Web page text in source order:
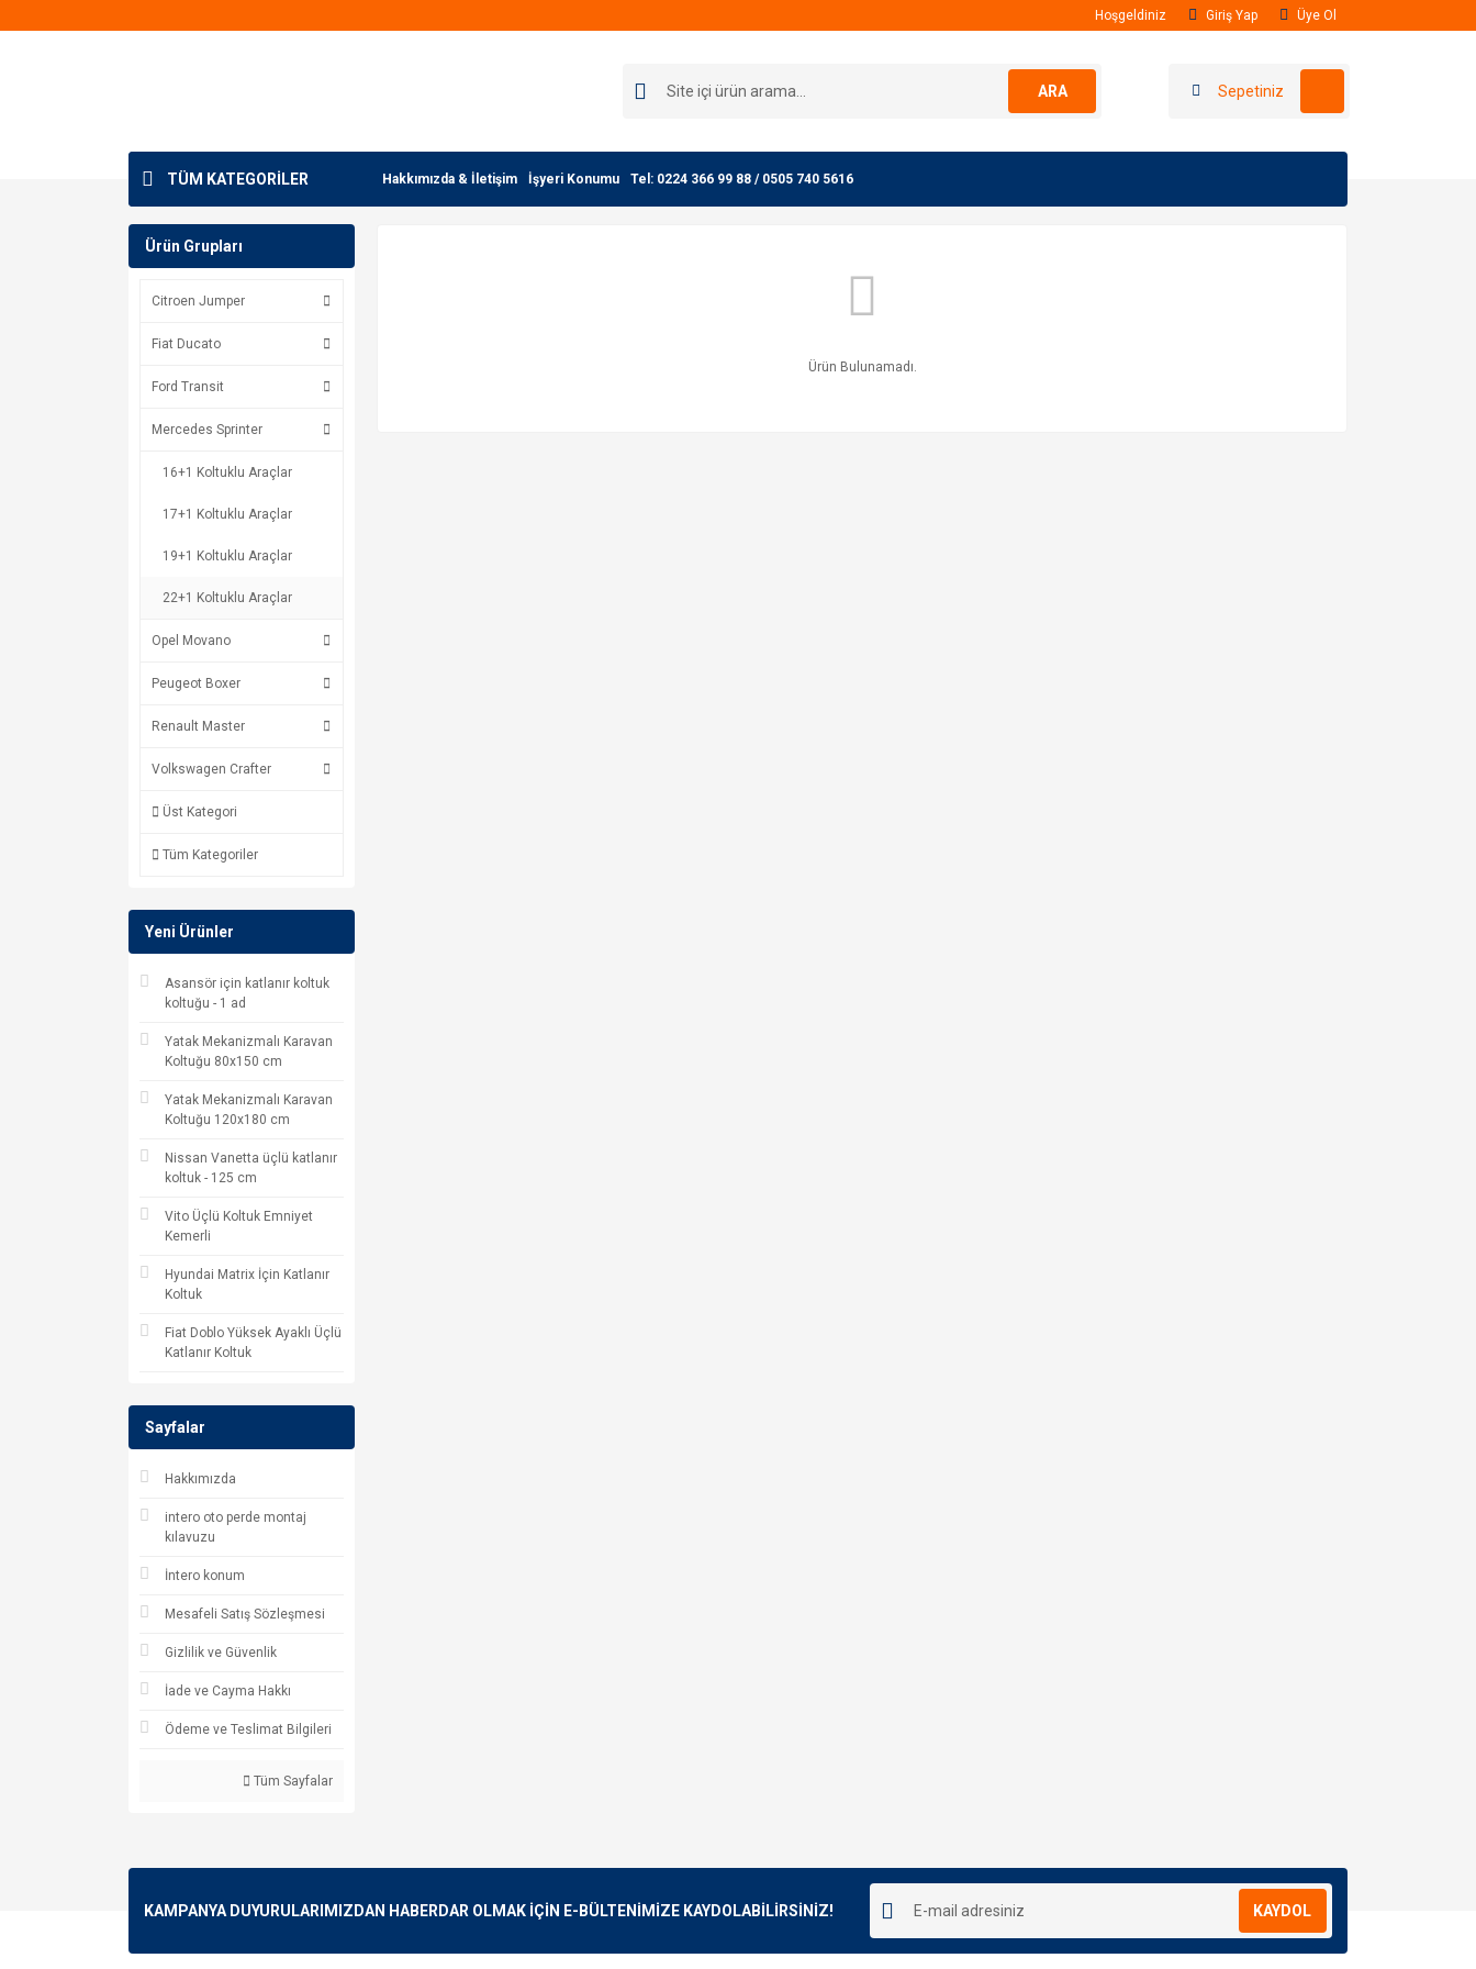
Hoşgeldiniz Giriş Yap Üye Ol
ARA Sepetiniz
TÜM KATEGORİLER Hakkımızda & İletişim İşyeri Konumu Tel: 0224 366 99 88 / 0505 740 5616
Ürün Grupları
Citroen Jumper
Fiat Ducato
Ford Transit
Mercedes Sprinter
16+1 Koltuklu Araçlar
17+1 Koltuklu Araçlar
19+1 Koltuklu Araçlar
22+1 Koltuklu Araçlar
Opel Movano
Peugeot Boxer
Renault Master
Volkswagen Crafter
Üst Kategori
Tüm Kategoriler
Yeni Ürünler
Asansör için katlanır koltuk
koltuğu - 1 ad
Yatak Mekanizmalı Karavan
Koltuğu 80x150 cm
Yatak Mekanizmalı Karavan
Koltuğu 120x180 cm
Nissan Vanetta üçlü katlanır
koltuk - 125 cm
Vito Üçlü Koltuk Emniyet
Kemerli
Hyundai Matrix İçin Katlanır
Koltuk
Fiat Doblo Yüksek Ayaklı Üçlü
Katlanır Koltuk
Sayfalar
Hakkımızda
intero oto perde montaj
kılavuzu
İntero konum
Mesafeli Satış Sözleşmesi
Gizlilik ve Güvenlik
İade ve Cayma Hakkı
Ödeme ve Teslimat Bilgileri
Tüm Sayfalar
Ürün Bulunamadı.
KAMPANYA DUYURULARIMIZDAN HABERDAR OLMAK İÇİN E-BÜLTENİMİZE KAYDOLABİLİRSİNİZ! KAYDOL